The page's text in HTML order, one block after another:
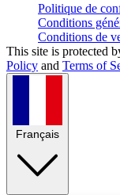
Politique de
Conditions
Conditions de
This site is protected
Policy and Terms of
Français